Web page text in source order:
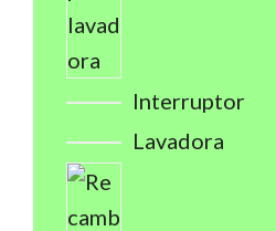
Interruptor
Lavadora